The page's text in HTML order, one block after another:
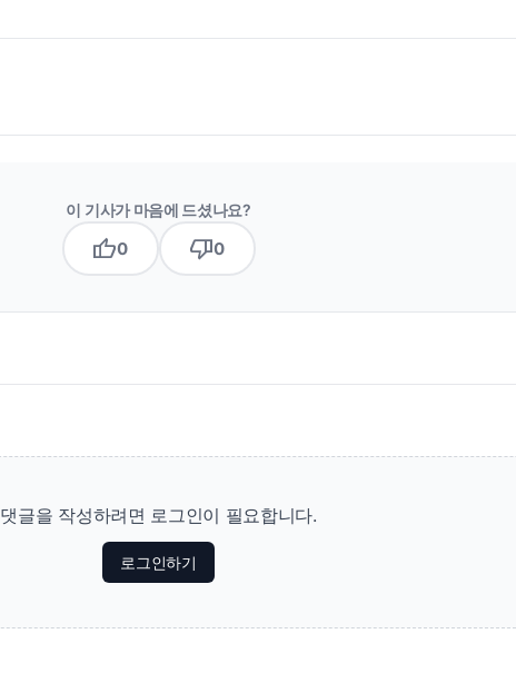
이 기사가 마음에 드셨나요?
thumb_up0 thumb_down0
댓글을 작성하려면 로그인이 필요합니다.
로그인하기